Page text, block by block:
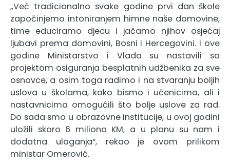
„Već tradicionalno svake godine prvi dan škole
započinjemo intoniranjem himne naše domovine,
time educiramo djecu i jačamo njihov osjećaj
ljubavi prema domovini, Bosni i Hercegovini. I ove
godine Ministarstvo i Vlada su nastavili sa
projektom osiguranja besplatnih udžbenika za sve
osnovce, a osim toga radimo i na stvaranju boljih
uslova u školama, kako bismo i učenicima, ali i
nastavnicima omogućili što bolje uslove za rad.
Do sada smo u obrazovne institucije, u ovoj godini
uložili skoro 6 miliona KM, a u planu su nam i
dodatna ulaganja“, rekao je ovom prilikom
ministar Omerović.